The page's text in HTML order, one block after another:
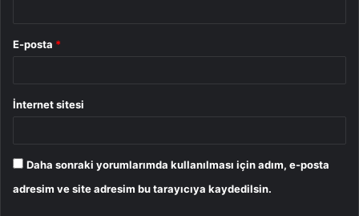
E-posta *
İnternet sitesi
Daha sonraki yorumlarımda kullanılması için adım, e-posta
adresim ve site adresim bu tarayıcıya kaydedilsin.